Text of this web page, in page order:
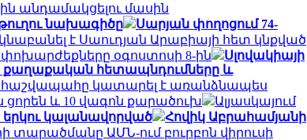
անդամակցելու մասին
նախագիծը
Սարյան փողոցում 74-
է Սաուդյան Արաբիայի հետ կնքված
օգոստոսի 8-ին
Սլովակիայի
քաղաքական հետապնդումները և
հաշվապահը կատարել է առանձնապես
և 10 վագոն քարածուխ
Ալյասկայում
կալանավորված
Հովիկ Աբրահամյանի
տարածմանը ԱՄՆ-ում բուրբոն վիրուսի